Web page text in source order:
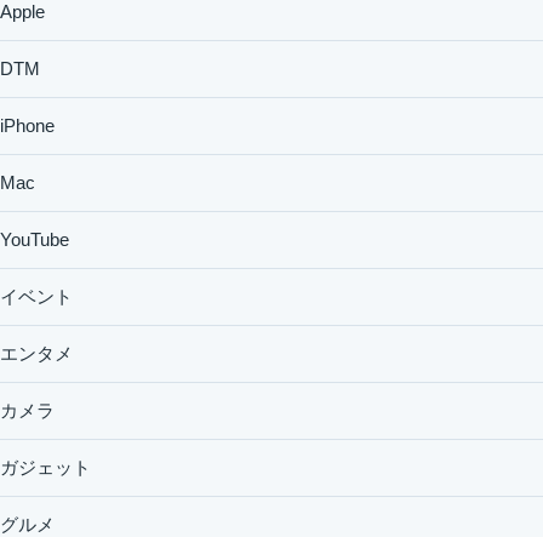
Apple
DTM
iPhone
Mac
YouTube
イベント
エンタメ
カメラ
ガジェット
グルメ